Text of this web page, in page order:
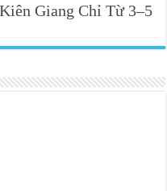
Giang Chỉ Từ 3–5